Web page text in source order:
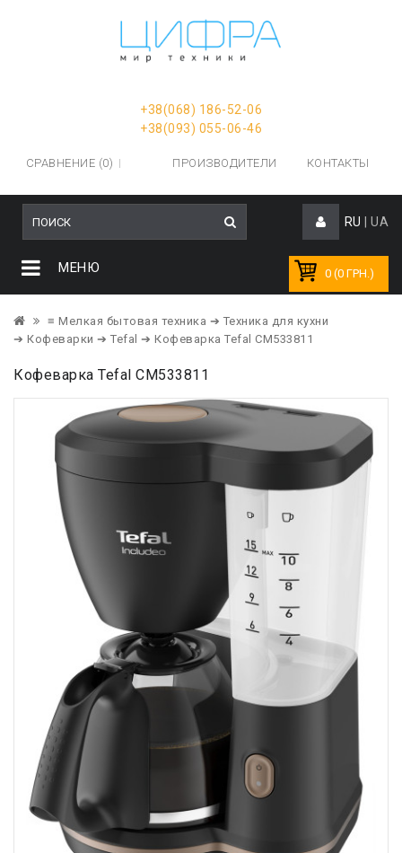
+38(068) 186-52-06
+38(093) 055-06-46
СРАВНЕНИЕ (0) ПРОИЗВОДИТЕЛИ КОНТАКТЫ
RU UA
0 (0 ГРН.)
МЕНЮ
≡ Мелкая бытовая техника ➔ Техника для кухни
➔ Кофеварки ➔ Tefal ➔ Кофеварка Tefal CM533811
Кофеварка Tefal CM533811